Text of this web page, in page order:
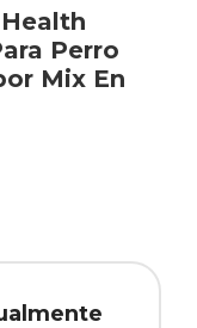
Perro
Mix En